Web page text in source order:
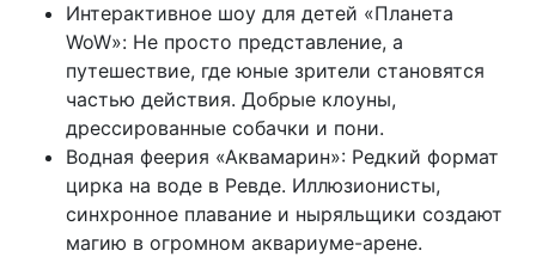
Интерактивное шоу для детей «Планета
WoW»: Не просто представление, а
путешествие, где юные зрители становятся
частью действия. Добрые клоуны,
дрессированные собачки и пони.
Водная феерия «Аквамарин»: Редкий формат
цирка на воде в Ревде. Иллюзионисты,
синхронное плавание и ныряльщики создают
магию в огромном аквариуме-арене.